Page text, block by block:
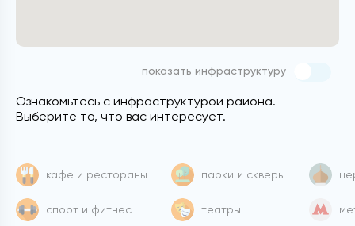
Ознакомьтесь с инфраструктурой района.
Выберите то, что вас интересует.
кафе и рестораны
спорт и фитнес
парки и скверы
театры
показать инфраструктуру